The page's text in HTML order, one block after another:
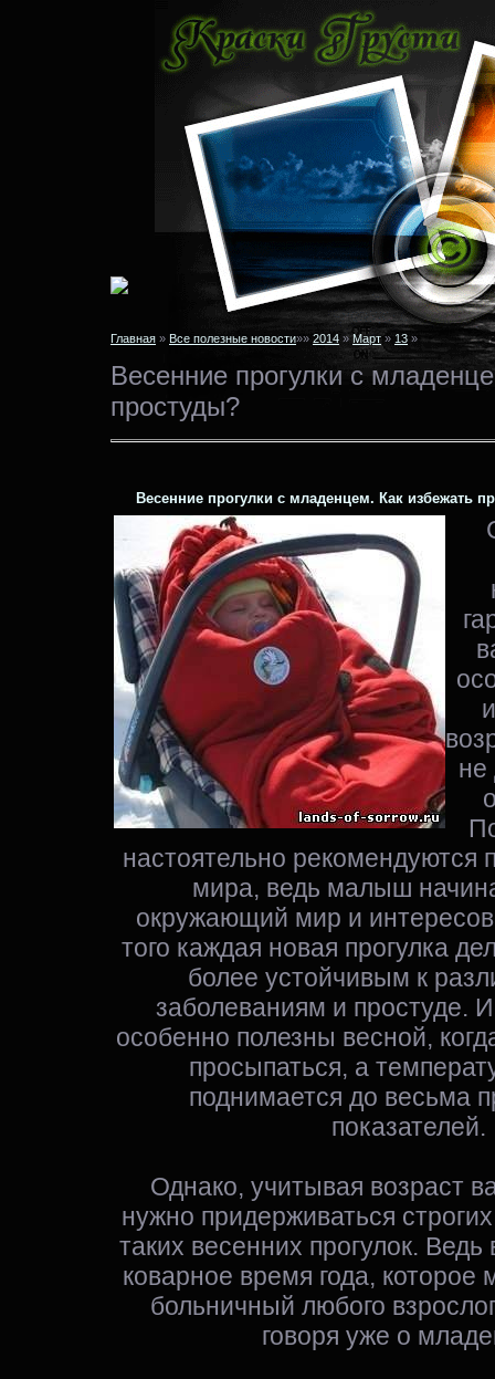
Главная » Все полезные новости»» 2014 » Март » 13 »
Весенние прогулки с
простуды?
Весенние прогулки с младенцем. Как избежать
не
настоятельно рекомендуются
мира, ведь малыш
окружающий мир и
того каждая новая прогулка
более устойчивым к
заболеваниям и простуде. И
особенно полезны весной,
просыпаться, а
поднимается до весьма
показателей.
Однако, учитывая возраст
нужно придерживаться
таких весенних прогулок.
коварное время года, которое
больничный любого
говоря уже о